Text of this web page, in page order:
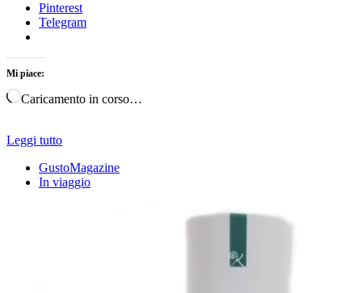
Pinterest
Telegram
Mi piace:
Caricamento in corso…
Leggi tutto
GustoMagazine
In viaggio